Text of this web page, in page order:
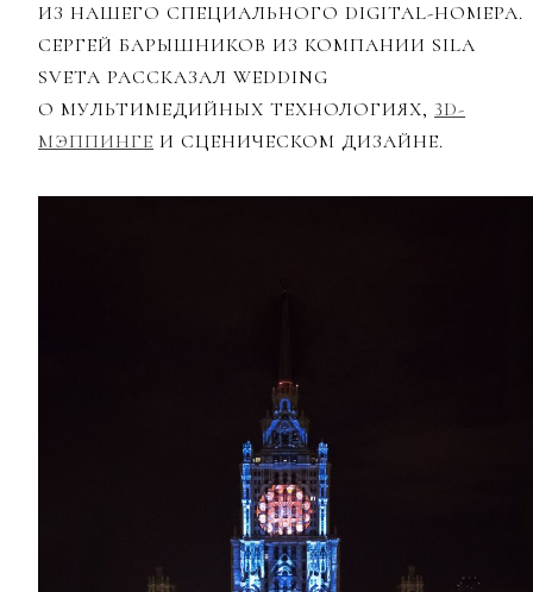
ИЗ НАШЕГО СПЕЦИАЛЬНОГО DIGITAL-НОМЕРА.
CЕРГЕЙ БАРЫШНИКОВ ИЗ КОМПАНИИ SILA
SVETA РАССКАЗАЛ WEDDING
О МУЛЬТИМЕДИЙНЫХ ТЕХНОЛОГИЯХ, 3D-
МЭППИНГЕ И СЦЕНИЧЕСКОМ ДИЗАЙНЕ.